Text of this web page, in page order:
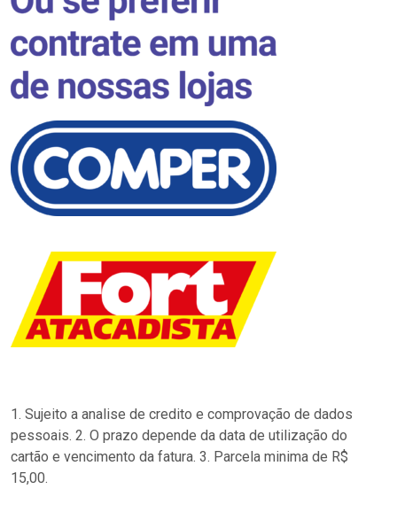
1. Sujeito a analise de credito e comprovação de dados
pessoais. 2. O prazo depende da data de utilização do
cartão e vencimento da fatura. 3. Parcela minima de R$
15,00.